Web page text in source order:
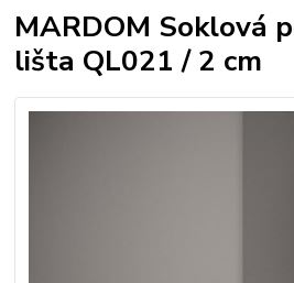
MARDOM Soklová
lišta QL021 / 2 cm